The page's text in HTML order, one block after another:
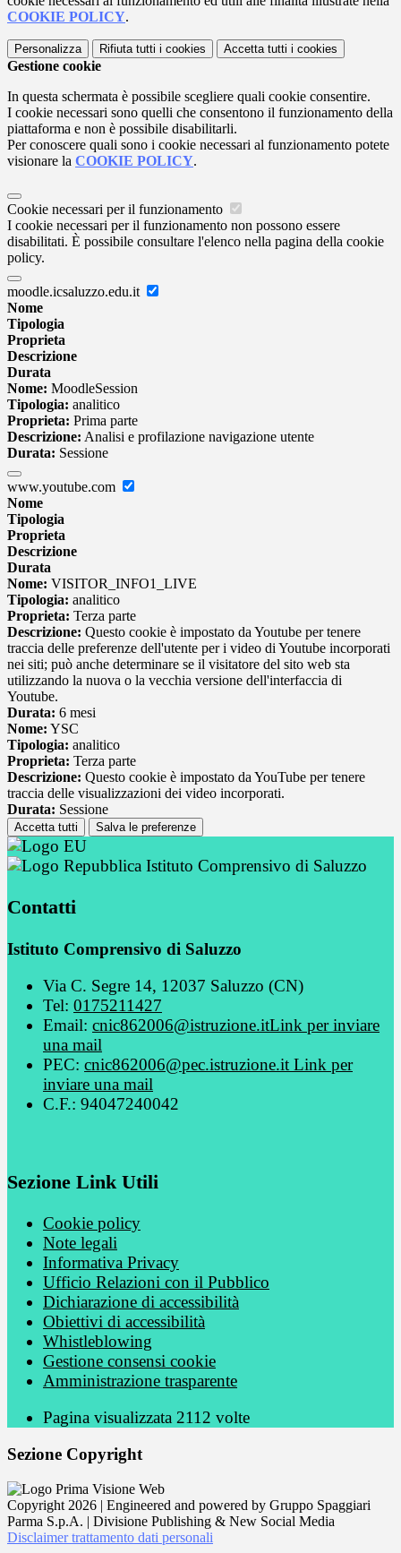
COOKIE POLICY.
Personalizza Rifiuta tutti i cookies Accetta tutti i cookies
Gestione cookie
In questa schermata è possibile scegliere quali cookie consentire.
I cookie necessari sono quelli che consentono il funzionamento della
piattaforma e non è possibile disabilitarli.
Per conoscere quali sono i cookie necessari al funzionamento potete
visionare la COOKIE POLICY.
Cookie necessari per il funzionamento
I cookie necessari per il funzionamento non possono essere
disabilitati. È possibile consultare l'elenco nella pagina della cookie
policy.
moodle.icsaluzzo.edu.it
Nome
Tipologia
Proprieta
Descrizione
Durata
Nome: MoodleSession
Tipologia: analitico
Proprieta: Prima parte
Descrizione: Analisi e profilazione navigazione utente
Durata: Sessione
www.youtube.com
Nome
Tipologia
Proprieta
Descrizione
Durata
Nome: VISITOR_INFO1_LIVE
Tipologia: analitico
Proprieta: Terza parte
Descrizione: Questo cookie è impostato da Youtube per tenere
traccia delle preferenze dell'utente per i video di Youtube incorporati
nei siti; può anche determinare se il visitatore del sito web sta
utilizzando la nuova o la vecchia versione dell'interfaccia di
Youtube.
Durata: 6 mesi
Nome: YSC
Tipologia: analitico
Proprieta: Terza parte
Descrizione: Questo cookie è impostato da YouTube per tenere
traccia delle visualizzazioni dei video incorporati.
Durata: Sessione
Accetta tutti Salva le preferenze
Istituto Comprensivo di Saluzzo
Contatti
Istituto Comprensivo di Saluzzo
Via C. Segre 14, 12037 Saluzzo (CN)
Tel: 0175211427
Email: cnic862006@istruzione.itLink per inviare
una mail
PEC: cnic862006@pec.istruzione.it Link per
inviare una mail
C.F.: 94047240042
Sezione Link Utili
Cookie policy
Note legali
Informativa Privacy
Ufficio Relazioni con il Pubblico
Dichiarazione di accessibilità
Obiettivi di accessibilità
Whistleblowing
Gestione consensi cookie
Amministrazione trasparente
Pagina visualizzata 2112 volte
Sezione Copyright
Copyright 2026 | Engineered and powered by Gruppo Spaggiari
Parma S.p.A. | Divisione Publishing & New Social Media
Disclaimer trattamento dati personali